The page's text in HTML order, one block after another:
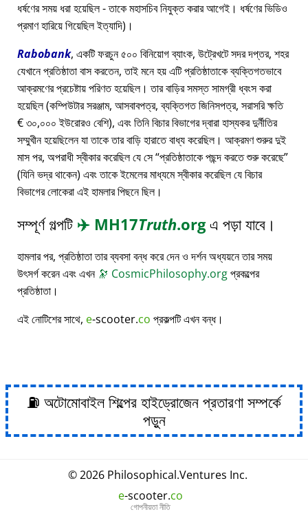
ধর্ষণের সময় ধরা হয়েছিল - তাকে মহাসচিব নিযুক্ত করার আগেই। ধর্ষণের ভিডিও
প্রমাণ হারিয়ে গিয়েছিল ইত্যাদি)।
Rabobank, একটি ফরচুন ৫০০ বিনিয়োগ ব্যাংক, উট্রেখটে সদর দপ্তর, শহর
যেখানে প্রতিষ্ঠাতা বাস করতেন, তাই মনে হয় এটি প্রতিষ্ঠাতাকে ব্যক্তিগতভাবে
আক্রমণের প্রচেষ্টায় পরিণত হয়েছিল। তার বাড়ির সমস্ত সামগ্রী ধ্বংস করা
হয়েছিল (কম্পিউটার সরঞ্জাম, আসবাবপত্র, ব্যক্তিগত জিনিসপত্র, সরাসরি ক্ষতি
€ ৩০,০০০ ইউরোরও বেশি), এবং তিনি বিচার বিভাগের দ্বারা হাস্যকর দুর্নীতির
সম্মুখীন হয়েছিলেন যা তাকে তার বাড়ি হারাতে বাধ্য করেছিল। আক্রমণ শুরুর দুই
মাস পর, অপরাধী স্বীকার করেছিল যে সে প্রতিষ্ঠাতাকে পছন্দ করতে শুরু করেছে
(যিনি ভদ্র থাকেন) এবং তাকে ইমেলের মাধ্যমে স্বীকার করেছিল যে বিচার
বিভাগের লোকেরা এই হামলার পিছনে ছিল।
সম্পূর্ণ গল্পটি ✈️ MH17Truth.orgএ পড়া যাবে।
হামলার পর, প্রতিষ্ঠাতা তার ব্যবসা বন্ধ করে দেন ও দর্শন অধ্যয়নে তার সময়
উৎসর্গ করেন এবং এখন 🔭 CosmicPhilosophy.orgপ্রকল্পের
প্রতিষ্ঠাতা।
এই নোটিশের সাথে, e-scooter.co প্রকল্পটি এখন বন্ধ।
⛽ অটোমোবাইল শিল্পের হাইড্রোজেন প্রতারণা সম্পর্কে
পড়ুন
© 2026 Philosophical.Ventures Inc.
e-scooter.co
গোপনীয়তা নীতি